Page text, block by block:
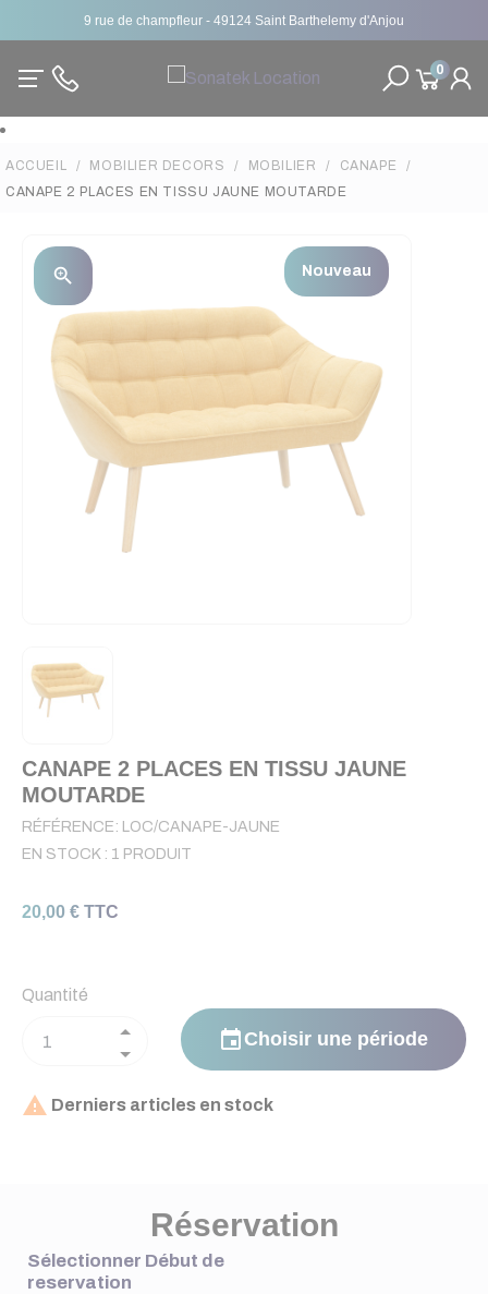
9 rue de champfleur - 49124 Saint Barthelemy d'Anjou
0
ACCUEIL MOBILIER DECORS MOBILIER
CANAPE
CANAPE 2 PLACES EN TISSU JAUNE MOUTARDE
zoom_in Nouveau
CANAPE 2 PLACES EN TISSU JAUNE
MOUTARDE
RÉFÉRENCE: LOC/CANAPE-JAUNE
EN STOCK : 1 PRODUIT
20,00 € TTC
Quantité
eventChoisir une période
 Derniers articles en stock
Réservation
Sélectionner Début de
reservation